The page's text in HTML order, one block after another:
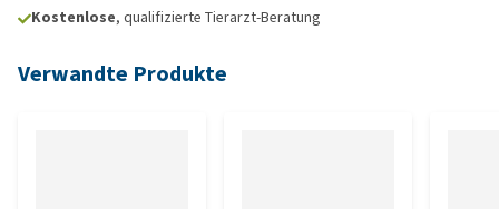
Kostenlose, qualifizierte Tierarzt-Beratung
Verwandte Produkte